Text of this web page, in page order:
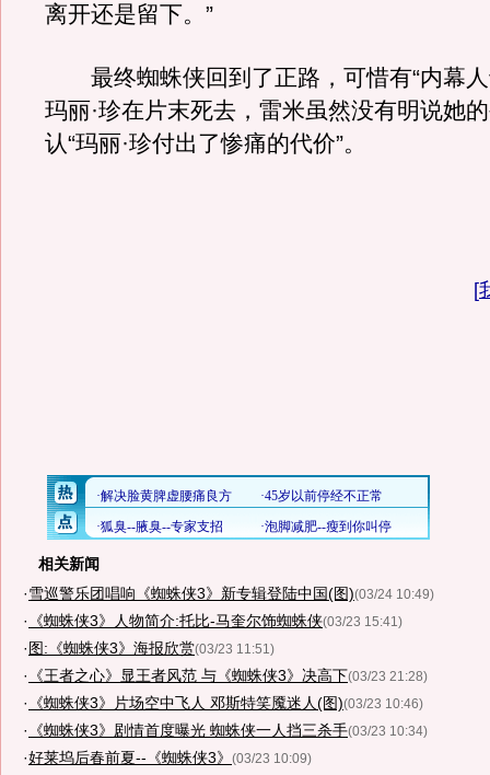
离开还是留下。”
最终蜘蛛侠回到了正路，可惜有“内幕人
玛丽·珍在片末死去，雷米虽然没有明说她
认“玛丽·珍付出了惨痛的代价”。
[
相关新闻
·雪巡警乐团唱响《蜘蛛侠3》新专辑登陆中国(图)(03/24 10:49)
· 《蜘蛛侠3》人物简介:托比-马奎尔饰蜘蛛侠(03/23 15:41)
·图:《蜘蛛侠3》海报欣赏(03/23 11:51)
· 《王者之心》显王者风范 与《蜘蛛侠3》决高下(03/23 21:28)
· 《蜘蛛侠3》片场空中飞人 邓斯特笑魇迷人(图)(03/23 10:46)
· 《蜘蛛侠3》剧情首度曝光 蜘蛛侠一人挡三杀手(03/23 10:34)
·好莱坞后春前夏--《蜘蛛侠3》 (03/23 10:09)